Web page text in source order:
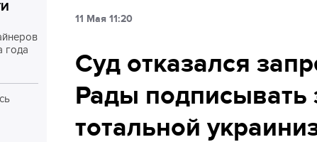
Экономика
Спорт
года
11 Мая 11:20
Суд отказался
Рады подписывать
тотальной